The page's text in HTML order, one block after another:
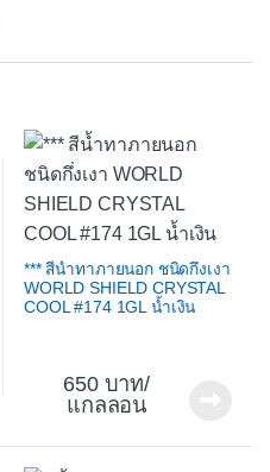
*** สีน้ำทาภายนอก ชนิดกึ่งเงา
WORLD SHIELD CRYSTAL
COOL #174 1GL น้ำเงิน
650
/
แกลลอน